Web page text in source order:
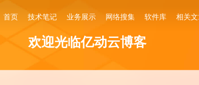
首页 技术笔记 业务展示 网络搜集 软件库 相关
欢迎光临亿动云博客